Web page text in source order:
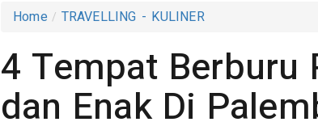
Home TRAVELLING - KULINER
4 Tempat Berburu
dan Enak Di